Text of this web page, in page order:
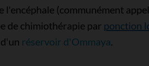
l'encéphale (communément
de chimiothérapie par ponction
réservoir d'Ommaya.